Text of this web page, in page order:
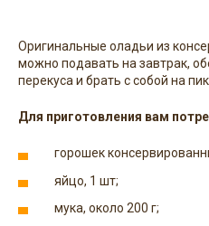
Оригинальные оладьи из
можно подавать на завтрак,
перекуса и брать с собой на
Для приготовления вам
горошек
яйцо, 1 шт;
мука, около 200 г;